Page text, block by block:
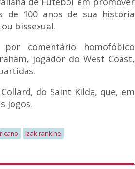
de 100 anos de sua história
bissexual.
comentário homofóbico
jogador do West Coast,
do Saint Kilda, que, em
jogos.
izak rankine